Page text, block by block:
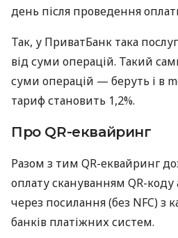
день після проведення
Так, у ПриватБанк така
від суми операцій. Такий
суми операцій — беруть і в
тариф становить 1,2%.
Про QR-еквайринг
Разом з тим QR-еквайринг
оплату скануванням QR-
через посилання (без NFC) з
банків платіжних систем.